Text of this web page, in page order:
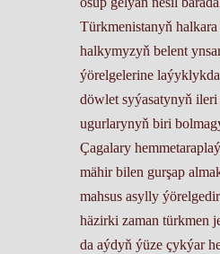
Türkmenistanyň
halkymyzyň belent
ýörelgelerine
döwlet syýasatynyň
ugurlarynyň biri
Çagalary
mähir bilen gurşap
mahsus asylly
häzirki zaman türkmen
da aýdyň ýüze çykýar